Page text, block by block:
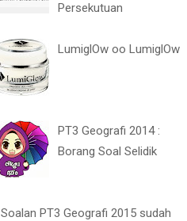
Persekutuan
LumiglOw oo LumiglOw
PT3 Geografi 2014 :
Borang Soal Selidik
Soalan PT3 Geografi 2015 sudah